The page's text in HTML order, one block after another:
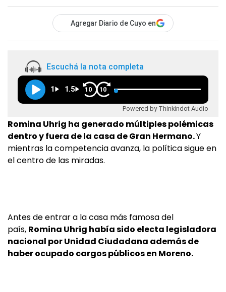
Agregar Diario de Cuyo en
Escuchá la nota completa
1 1.5 10 10
Powered by Thinkindot Audio
Romina Uhrig ha generado múltiples polémicas
dentro y fuera de la casa de Gran Hermano.Y
mientras la competencia avanza, la política sigue en
el centro de las miradas.
Antes de entrar a la casa más famosa del
país, Romina Uhrig había sido electa legisladora
nacional por Unidad Ciudadana además de
haber ocupado cargos públicos en Moreno.